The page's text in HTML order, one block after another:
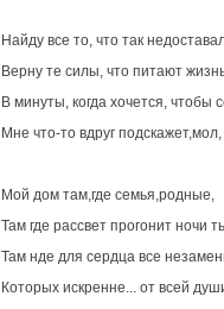
Найду все то, что так
Верну те силы, что питают
В минуты, когда хочется, чтобы
Мне что-то вдруг
Мой дом там,где семья,родные,
Там где рассвет прогонит ночи
Там нде для сердца все
Которых искренне... от всей